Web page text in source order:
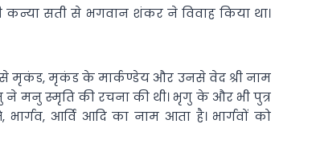
कन्या सती से भगवान शंकर ने विवाह किया था।
से मृकंड, मृकंड के मार्कण्डेय और उनसे वेद श्री नाम
मनु स्मृति की रचना की थी। भृगु के और भी पुत्र
आर्वि आदि का नाम आता है। भार्गवों को